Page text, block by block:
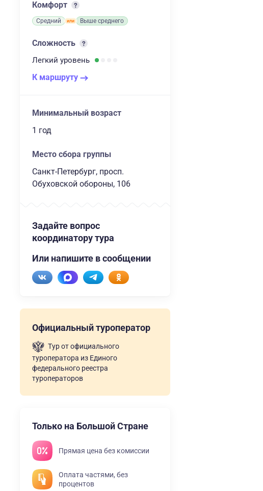
Комфорт
Средний Выше среднего
Сложность
Легкий уровень
К маршруту
Минимальный возраст
1 год
Место сбора группы
Санкт-Петербург, просп.
Обуховской обороны, 106
Задайте вопрос
координатору тура
Или напишите в сообщении
Официальный туроператор
Тур от официального
туроператора из Единого
федерального реестра
туроператоров
Только на Большой Стране
Прямая цена без комиссии
Оплата частями, без
процентов